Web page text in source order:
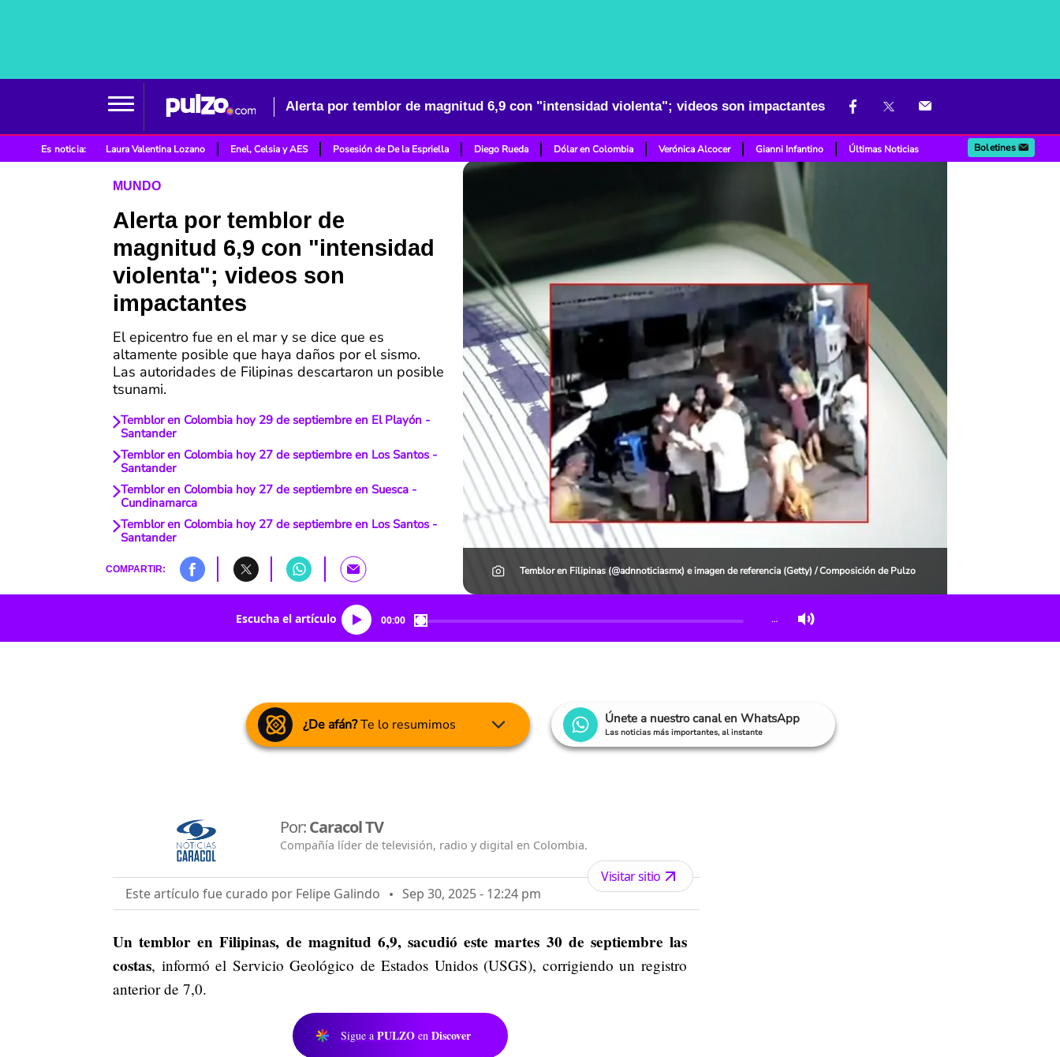
Alerta por temblor de magnitud 6,9 con "intensidad violenta"; videos son impactantes
Es noticia: Laura Valentina Lozano Enel, Celsia y AES Posesión de De la Espriella Diego Rueda Dólar en Colombia Verónica Alcocer Gianni Infantino Últimas Noticias Boletines
MUNDO
Alerta por temblor de
magnitud 6,9 con "intensidad
violenta"; videos son
impactantes
El epicentro fue en el mar y se dice que es
altamente posible que haya daños por el sismo.
Las autoridades de Filipinas descartaron un posible
tsunami.
Temblor en Colombia hoy 29 de septiembre en El Playón -
Santander
Temblor en Colombia hoy 27 de septiembre en Los Santos -
Santander
Temblor en Colombia hoy 27 de septiembre en Suesca -
Cundinamarca
Temblor en Colombia hoy 27 de septiembre en Los Santos -
Santander
COMPARTIR: Temblor en Filipinas (@adnnoticiasmx) e imagen de referencia (Getty) / Composición de Pulzo
Escucha el artículo 00:00 …
¿De afán?Te lo resumimos Únete a nuestro canal en WhatsApp
Las noticias más importantes, al instante
Por:Caracol TV
Compañía líder de televisión, radio y digital en Colombia.
Este artículo fue curado por Felipe Galindo Sep 30, 2025 - 12:24 pm
Visitar sitio
Un temblor en Filipinas, de magnitud 6,9, sacudió este martes 30 de septiembre las
costas, informó el Servicio Geológico de Estados Unidos (USGS), corrigiendo un registro
anterior de 7,0.
Sigue a PULZO en Discover